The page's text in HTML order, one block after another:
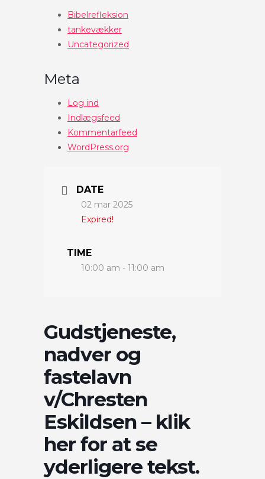
Bibelrefleksion
tankevækker
Uncategorized
Meta
Log ind
Indlægsfeed
Kommentarfeed
WordPress.org
DATE
02 mar 2025
Expired!
TIME
10:00 am - 11:00 am
Gudstjeneste,
nadver og
fastelavn
v/Chresten
Eskildsen – klik
her for at se
yderligere tekst.